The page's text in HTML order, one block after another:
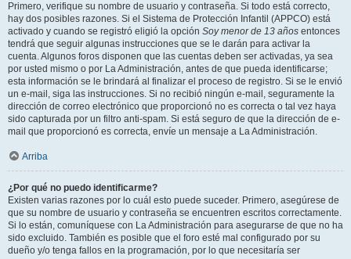
Primero, verifique su nombre de usuario y contraseña. Si todo está correcto,
hay dos posibles razones. Si el Sistema de Protección Infantil (APPCO) está
activado y cuando se registró eligió la opción Soy menor de 13 años entonces
tendrá que seguir algunas instrucciones que se le darán para activar la
cuenta. Algunos foros disponen que las cuentas deben ser activadas, ya sea
por usted mismo o por La Administración, antes de que pueda identificarse;
esta información se le brindará al finalizar el proceso de registro. Si se le envió
un e-mail, siga las instrucciones. Si no recibió ningún e-mail, seguramente la
dirección de correo electrónico que proporcionó no es correcta o tal vez haya
sido capturada por un filtro anti-spam. Si está seguro de que la dirección de e-
mail que proporcionó es correcta, envíe un mensaje a La Administración.
Arriba
¿Por qué no puedo identificarme?
Existen varias razones por lo cuál esto puede suceder. Primero, asegúrese de
que su nombre de usuario y contraseña se encuentren escritos correctamente.
Si lo están, comuníquese con La Administración para asegurarse de que no ha
sido excluido. También es posible que el foro esté mal configurado por su
dueño y/o tenga fallos en la programación, por lo que necesitaría ser